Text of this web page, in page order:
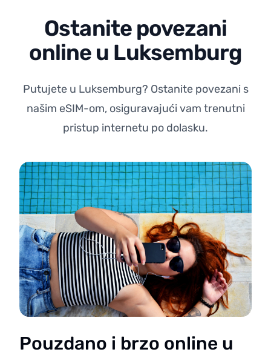
Ostanite povezani
online u Luksemburg
Putujete u Luksemburg? Ostanite povezani s
našim eSIM-om, osiguravajući vam trenutni
pristup internetu po dolasku.
Pouzdano i brzo online u